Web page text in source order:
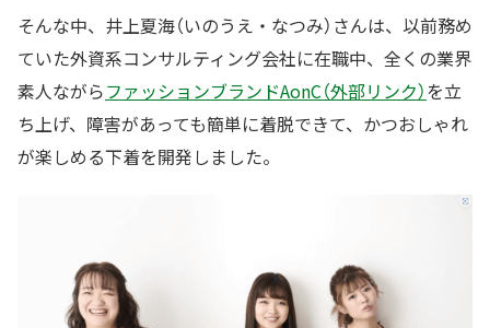
そんな中、井上夏海（いのうえ・なつみ）さんは、以前務め
ていた外資系コンサルティング会社に在職中、全くの業界
素人ながらファッションブランドAonC（外部リンク）を立
ち上げ、障害があっても簡単に着脱できて、かつおしゃれ
が楽しめる下着を開発しました。